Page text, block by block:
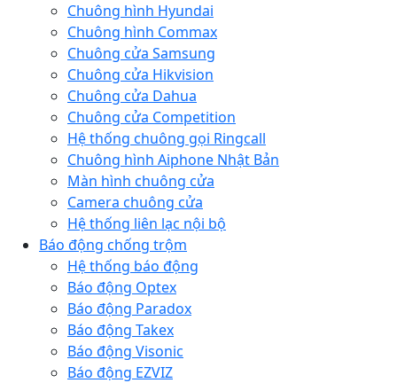
Chuông hình Hyundai
Chuông hình Commax
Chuông cửa Samsung
Chuông cửa Hikvision
Chuông cửa Dahua
Chuông cửa Competition
Hệ thống chuông gọi Ringcall
Chuông hình Aiphone Nhật Bản
Màn hình chuông cửa
Camera chuông cửa
Hệ thống liên lạc nội bộ
Báo động chống trộm
Hệ thống báo động
Báo động Optex
Báo động Paradox
Báo động Takex
Báo động Visonic
Báo động EZVIZ